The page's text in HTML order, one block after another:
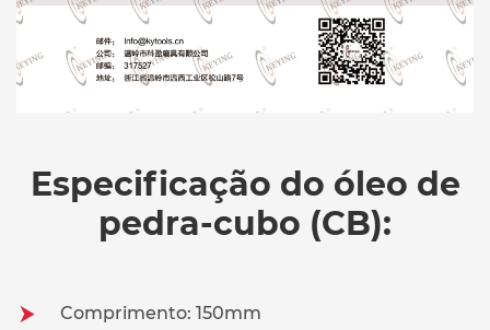
Especificação do óleo de
pedra-cubo (CB):
Comprimento: 150mm